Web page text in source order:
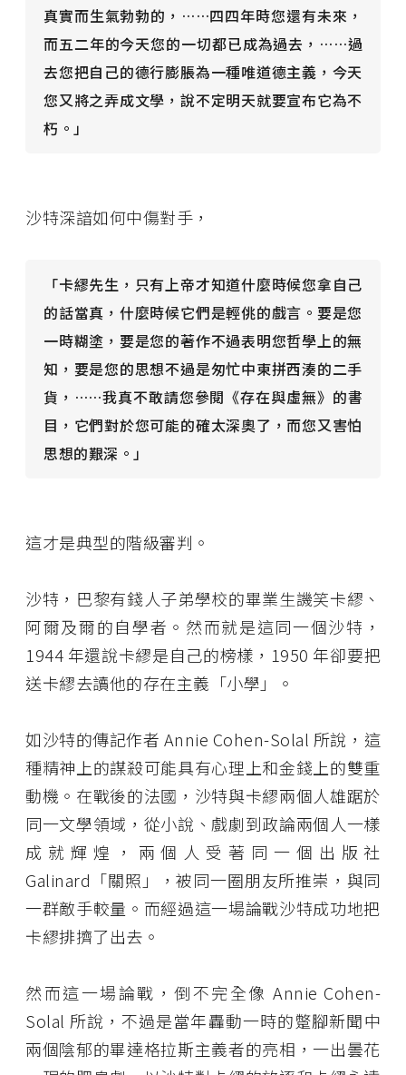
真實而生氣勃勃的，……四四年時您還有未來，
而五二年的今天您的一切都已成為過去，……過
去您把自己的德行膨脹為一種唯道德主義，今天
您又將之弄成文學，說不定明天就要宣布它為不
朽。」
沙特深諳如何中傷對手，
「卡繆先生，只有上帝才知道什麼時候您拿自己
的話當真，什麼時候它們是輕佻的戲言。要是您
一時糊塗，要是您的著作不過表明您哲學上的無
知，要是您的思想不過是匆忙中東拼西湊的二手
貨，……我真不敢請您參閱《存在與虛無》的書
目，它們對於您可能的確太深奧了，而您又害怕
思想的艱深。」
這才是典型的階級審判。
沙特，巴黎有錢人子弟學校的畢業生譏笑卡繆、
阿爾及爾的自學者。然而就是這同一個沙特，
1944 年還說卡繆是自己的榜樣，1950 年卻要把
送卡繆去讀他的存在主義「小學」。
如沙特的傳記作者 Annie Cohen-Solal 所說，這
種精神上的謀殺可能具有心理上和金錢上的雙重
動機。在戰後的法國，沙特與卡繆兩個人雄踞於
同一文學領域，從小說、戲劇到政論兩個人一樣
成就輝煌，兩個人受著同一個出版社
Galinard「關照」，被同一圈朋友所推崇，與同
一群敵手較量。而經過這一場論戰沙特成功地把
卡繆排擠了出去。
然而這一場論戰，倒不完全像 Annie Cohen-
Solal 所說，不過是當年轟動一時的蹩腳新聞中
兩個陰郁的畢達格拉斯主義者的亮相，一出曇花